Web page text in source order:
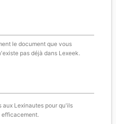
le document que vous
pas déjà dans Lexeek.
aux Lexinautes pour qu'ils